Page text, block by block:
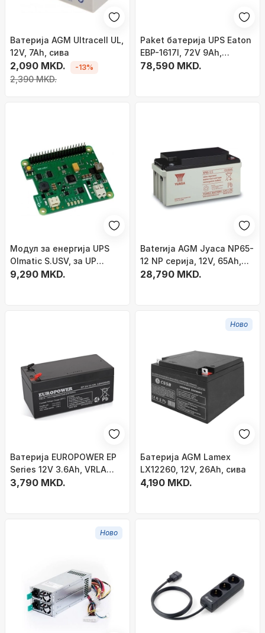
Bатерија AGM Ultracell UL,
12V, 7Ah, сива
2,090 MKD.
2,390 MKD.
-13%
Paket батерија UPS Eaton
EBP-1617I, 72V 9Ah,
оловно-киселинска VRLA,
78,590 MKD.
Модул за енергија UPS
Olmatic S.USV, за UP
Board, компактен, зелен
9,290 MKD.
Baterија AGM Јуаса NP65-
12 NP серија, 12V, 65Ah,
црна
28,790 MKD.
Bатерија EUROPOWER EP
Series 12V 3.6Ah, VRLA
AGM, оловно-киселинска,
3,790 MKD.
Ново
Батерија AGM Lamex
LX12260, 12V, 26Ah, сива
4,190 MKD.
Ново